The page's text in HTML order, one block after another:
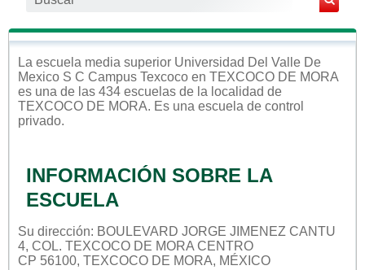
La escuela media superior Universidad Del Valle De
Mexico S C Campus Texcoco en TEXCOCO DE MORA
es una de las 434 escuelas de la localidad de
TEXCOCO DE MORA. Es una escuela de control
privado.
INFORMACIÓN SOBRE LA
ESCUELA
Su dirección: BOULEVARD JORGE JIMENEZ CANTU
4, COL. TEXCOCO DE MORA CENTRO
CP 56100, TEXCOCO DE MORA, MÉXICO